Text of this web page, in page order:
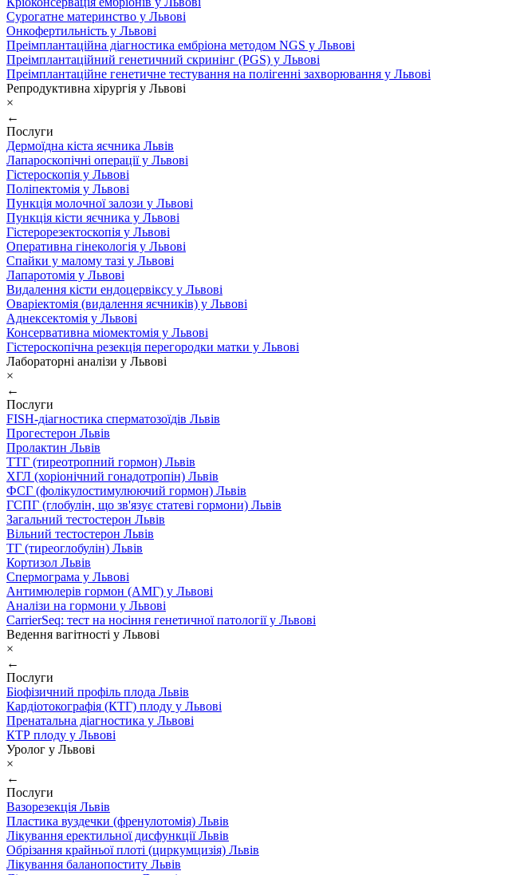
Сурогатне материнство у Львові
Онкофертильність у Львові
Преімплантаційна діагностика ембріона методом NGS у Львові
Преімплантаційний генетичний скринінг (PGS) у Львові
Преімплантаційне генетичне тестування на полігенні захворювання у Львові
Репродуктивна хірургія у Львові
×
←
Послуги
Дермоїдна кіста яєчника Львів
Лапароскопічні операції у Львові
Гістероскопія у Львові
Поліпектомія у Львові
Пункція молочної залози у Львові
Пункція кісти яєчника у Львові
Гістерорезектоскопія у Львові
Оперативна гінекологія у Львові
Спайки у малому тазі у Львові
Лапаротомія у Львові
Видалення кісти ендоцервіксу у Львові
Оваріектомія (видалення яєчників) у Львові
Аднексектомія у Львові
Консервативна міомектомія у Львові
Гістероскопічна резекція перегородки матки у Львові
Лабораторні аналізи у Львові
×
←
Послуги
FISH-діагностика сперматозоїдів Львів
Прогестерон Львів
Пролактин Львів
ТТГ (тиреотропний гормон) Львів
ХГЛ (хоріонічний гонадотропін) Львів
ФСГ (фолікулостимулюючий гормон) Львів
ГСПГ (глобулін, що зв'язує статеві гормони) Львів
Загальний тестостерон Львів
Вільний тестостерон Львів
ТГ (тиреоглобулін) Львів
Кортизол Львів
Спермограма у Львові
Антимюлерів гормон (АМГ) у Львові
Аналізи на гормони у Львові
CarrierSeq: тест на носіння генетичної патології у Львові
Ведення вагітності у Львові
×
←
Послуги
Біофізичний профіль плода Львів
Кардіотокографія (КТГ) плоду у Львові
Пренатальна діагностика у Львові
КТР плоду у Львові
Уролог у Львові
×
←
Послуги
Вазорезекція Львів
Пластика вуздечки (френулотомія) Львів
Лікування еректильної дисфункції Львів
Обрізання крайньої плоті (циркумцизія) Львів
Лікування баланопоститу Львів